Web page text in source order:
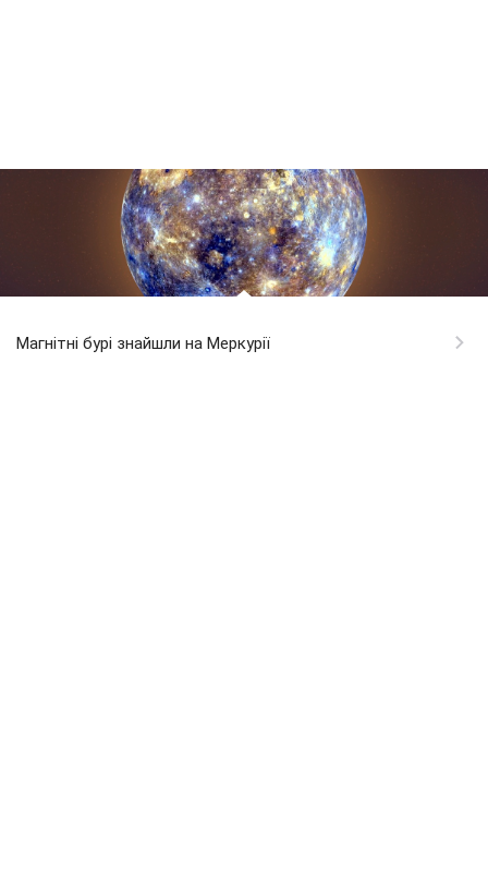
Магнітні бурі знайшли на Меркурії